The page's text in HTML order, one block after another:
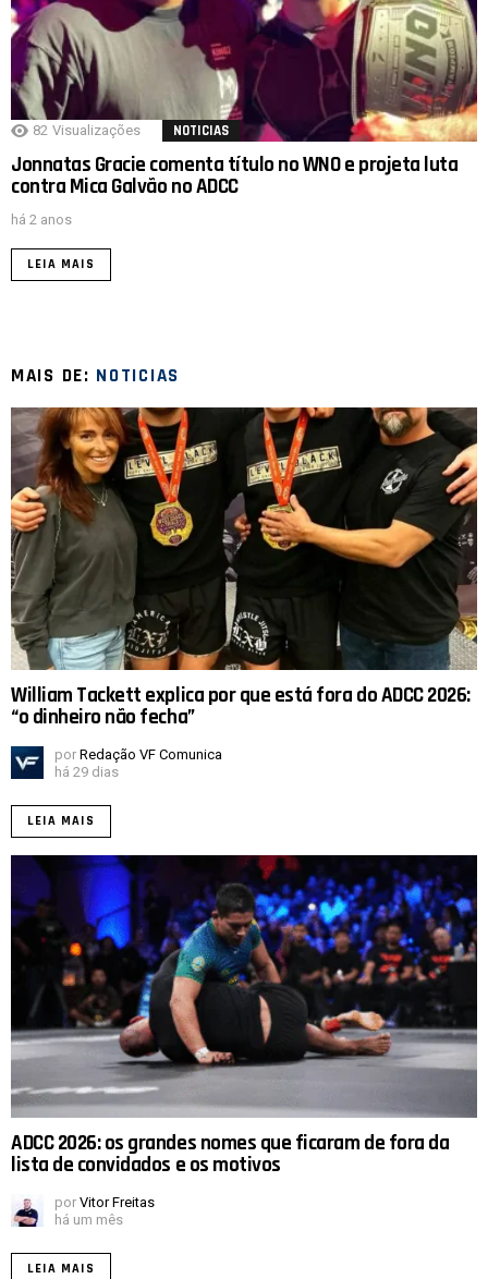
82 Visualizações NOTICIAS
Jonnatas Gracie comenta título no WNO e projeta luta
contra Mica Galvão no ADCC
há 2 anos
LEIA MAIS
MAIS DE: NOTICIAS
William Tackett explica por que está fora do ADCC 2026:
“o dinheiro não fecha”
por Redação VF Comunica
há 29 dias
LEIA MAIS
ADCC 2026: os grandes nomes que ficaram de fora da
lista de convidados e os motivos
por Vitor Freitas
há um mês
LEIA MAIS